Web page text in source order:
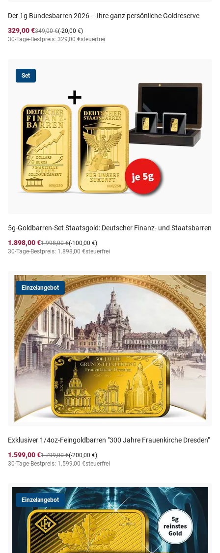
Der 1g Bundesbarren 2026 – Ihre ganz persönliche Goldreserve
329,00 €
(-20,00 €)
349,00 €
30-Tage-Bestpreis: 329,00 €steuerfrei
Set
5g-Goldbarren-Set Staatsgold: Deutscher Finanz- und Staatsbarren
1.898,00 €
(-100,00 €)
1.998,00 €
30-Tage-Bestpreis: 1.898,00 €steuerfrei
Einzelangebot
Exklusiver 1/4oz-Feingoldbarren "300 Jahre Frauenkirche Dresden"
1.599,00 €
(-200,00 €)
1.799,00 €
30-Tage-Bestpreis: 1.599,00 €steuerfrei
Einzelangebot